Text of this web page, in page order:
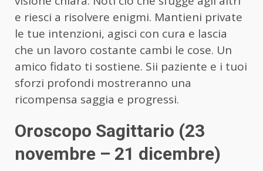
e riesci a risolvere enigmi. Mantieni private
le tue intenzioni, agisci con cura e lascia
che un lavoro costante cambi le cose. Un
amico fidato ti sostiene. Sii paziente e i tuoi
sforzi profondi mostreranno una
ricompensa saggia e progressi.
Oroscopo Sagittario (23
novembre – 21 dicembre)